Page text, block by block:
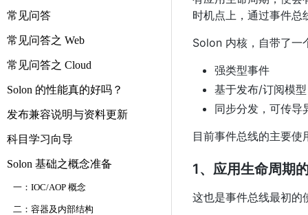
常见问答
常见问答之 Web
常见问答之 Cloud
Solon 的性能真的好吗？
发布兼容说明与资料更新
科目学习向导
Solon 基础之概念准备
一：IOC/AOP 概念
二：容器及内部结构
时机点上，通过事件总
Solon 内核，自带了一
强类型事件
基于发布/订阅模型
同步分发，可传导
目前事件总线的主要使
1、应用生命周期
这也是事件总线最初的